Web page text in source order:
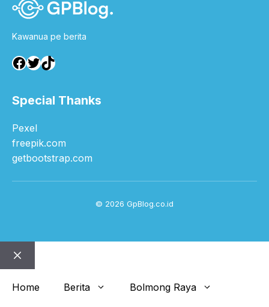
Kawanua pe berita
Facebook
Twitter
TikTok
Special Thanks
Pexel
freepik.com
getbootstrap.com
© 2026 GpBlog.co.id
Close
Home
Berita Bolmong Raya